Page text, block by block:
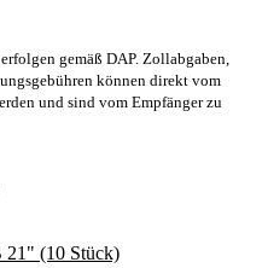
gemäß DAP. Zollabgaben,
können direkt vom
und sind vom Empfänger zu